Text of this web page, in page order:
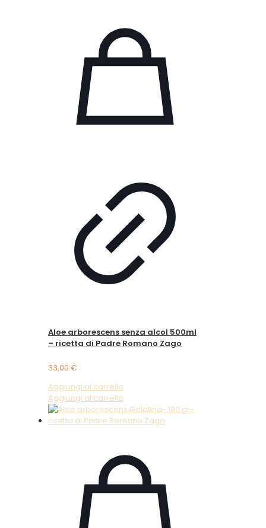
Aloe arborescens senza alcol 500ml
– ricetta di Padre Romano Zago
33,00 €
Aggiungi al carrello
Aggiungi al carrello